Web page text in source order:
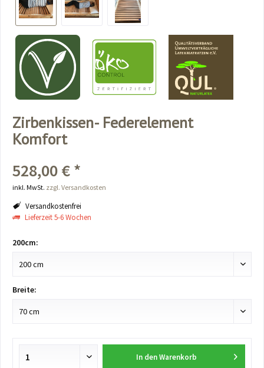
Zirbenkissen- Federelement
Komfort
528,00 € *
inkl. MwSt. zzgl. Versandkosten
Versandkostenfrei
Lieferzeit 5-6 Wochen
200cm:
Breite:
In den Warenkorb